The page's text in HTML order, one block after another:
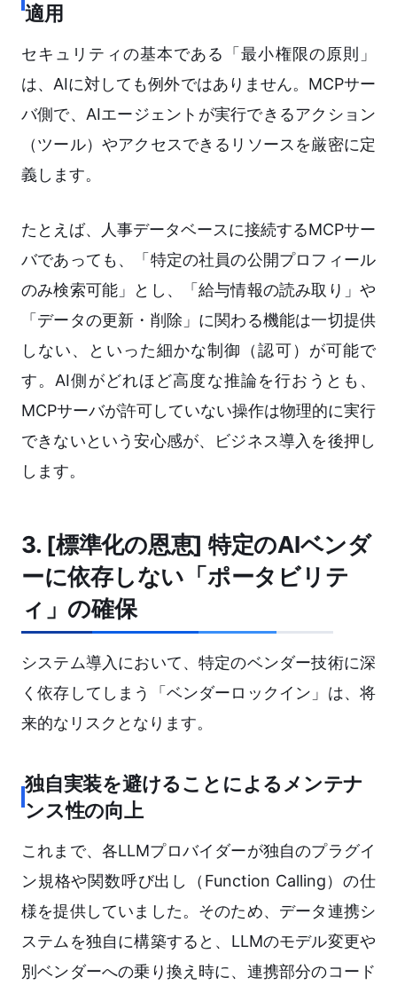
適用
セキュリティの基本である「最小権限の原則」
は、AIに対しても例外ではありません。MCPサー
バ側で、AIエージェントが実行できるアクション
（ツール）やアクセスできるリソースを厳密に定
義します。
たとえば、人事データベースに接続するMCPサー
バであっても、「特定の社員の公開プロフィール
のみ検索可能」とし、「給与情報の読み取り」や
「データの更新・削除」に関わる機能は一切提供
しない、といった細かな制御（認可）が可能で
す。AI側がどれほど高度な推論を行おうとも、
MCPサーバが許可していない操作は物理的に実行
できないという安心感が、ビジネス導入を後押し
します。
3. [標準化の恩恵] 特定のAIベンダ
ーに依存しない「ポータビリテ
ィ」の確保
システム導入において、特定のベンダー技術に深
く依存してしまう「ベンダーロックイン」は、将
来的なリスクとなります。
独自実装を避けることによるメンテナ
ンス性の向上
これまで、各LLMプロバイダーが独自のプラグイ
ン規格や関数呼び出し（Function Calling）の仕
様を提供していました。そのため、データ連携シ
ステムを独自に構築すると、LLMのモデル変更や
別ベンダーへの乗り換え時に、連携部分のコード